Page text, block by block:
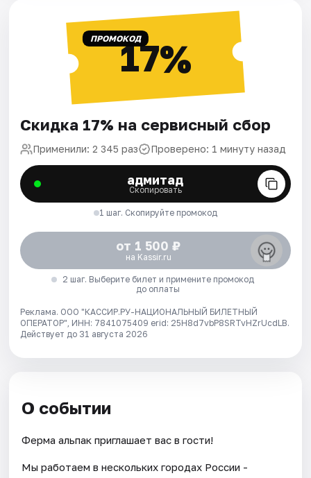
ПРОМОКОД17%
Скидка 17% на сервисный сбор
Применили: 2 345 раз Проверено: 1 минуту назад
адмитад
Скопировать
1 шаг. Скопируйте промокод
от 1 500 ₽
на Kassir.ru
2 шаг. Выберите билет и примените промокод
до оплаты
Реклама. ООО "КАССИР.РУ-НАЦИОНАЛЬНЫЙ БИЛЕТНЫЙ
ОПЕРАТОР", ИНН: 7841075409 erid: 25H8d7vbP8SRTvHZrUcdLB.
Действует до 31 августа 2026
О событии
Ферма альпак приглашает вас в гости!
Мы работаем в нескольких городах России -